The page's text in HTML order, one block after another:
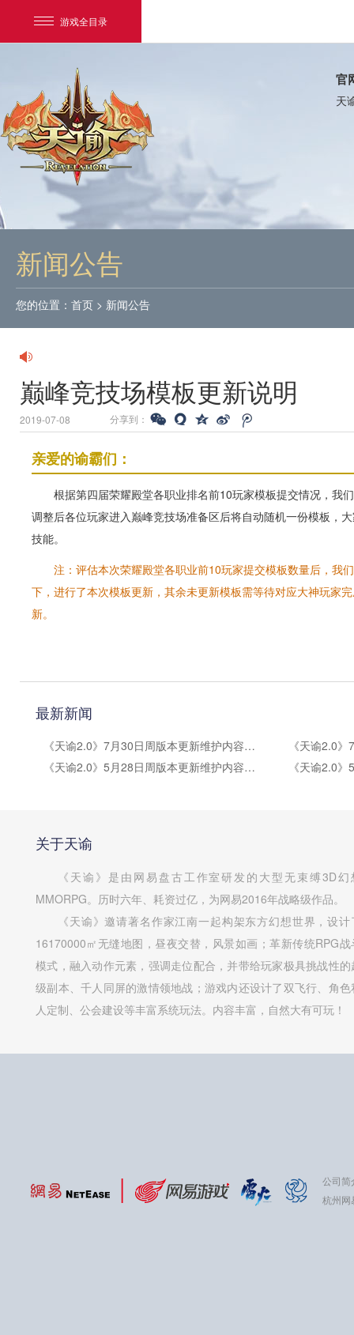
游戏全目录
网易游戏
我的足迹：
官
天
新闻公告
您的位置： 首页 > 新闻公告
巅峰竞技场模板更新说明
2019-07-08 分享到：
亲爱的谕霸们：
根据第四届荣耀殿堂各职业排名前10玩家模板提交情况，我
调整后各位玩家进入巅峰竞技场准备区后将自动随机一份模板，
技能。
注：评估本次荣耀殿堂各职业前10玩家提交模板数量后，我
下，进行了本次模板更新，其余未更新模板需等待对应大神玩家
新。
最新新闻
《天谕2.0》7月30日周版本更新维护内容公告
《天谕2.0》5月28日周版本更新维护内容公告
关于天谕
《天谕》是由网易盘古工作室研发的大型无束缚3D幻
MMORPG。历时六年、耗资过亿，为网易2016年战略级作品。
《天谕》邀请著名作家江南一起构架东方幻想世界，设计
16170000㎡无缝地图，昼夜交替，风景如画；革新传统RPG战
模式，融入动作元素，强调走位配合，并带给玩家极具挑战性的
级副本、千人同屏的激情领地战；游戏内还设计了双飞行、角色
人定制、公会建设等丰富系统玩法。内容丰富，自然大有可玩！
公司简
杭州